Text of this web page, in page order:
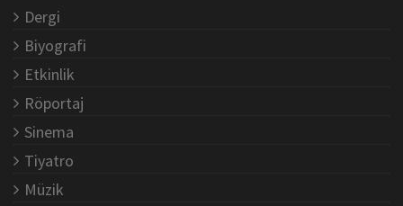
Dergi
Biyografi
Etkinlik
Röportaj
Sinema
Tiyatro
Müzik